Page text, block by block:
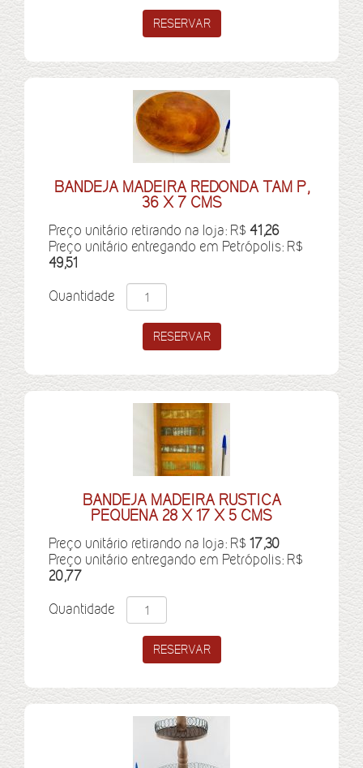
BANDEJA MADEIRA REDONDA TAM P,
36 X 7 CMS
Preço unitário retirando na loja: R$ 41,26
Preço unitário entregando em Petrópolis: R$
49,51
Quantidade
BANDEJA MADEIRA RUSTICA
PEQUENA 28 X 17 X 5 CMS
Preço unitário retirando na loja: R$ 17,30
Preço unitário entregando em Petrópolis: R$
20,77
Quantidade